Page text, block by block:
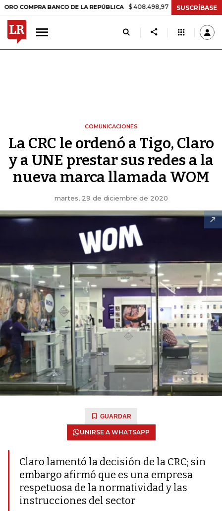
BANCO DE LA REPÚBLICA $ 408.498,97 +$ 8.753,81 +2,19%
SUSCRÍBASE
COMUNICACIONES
La CRC le ordenó a Tigo, Claro
y a UNE prestar sus redes a la
nueva marca llamada WOM
martes, 29 de diciembre de 2020
GUARDAR
UNIRSE A WHATSAPP
Claro lamentó la decisión de la CRC; sin
embargo afirmó que es una empresa
respetuosa de la normatividad y las
instrucciones del sector